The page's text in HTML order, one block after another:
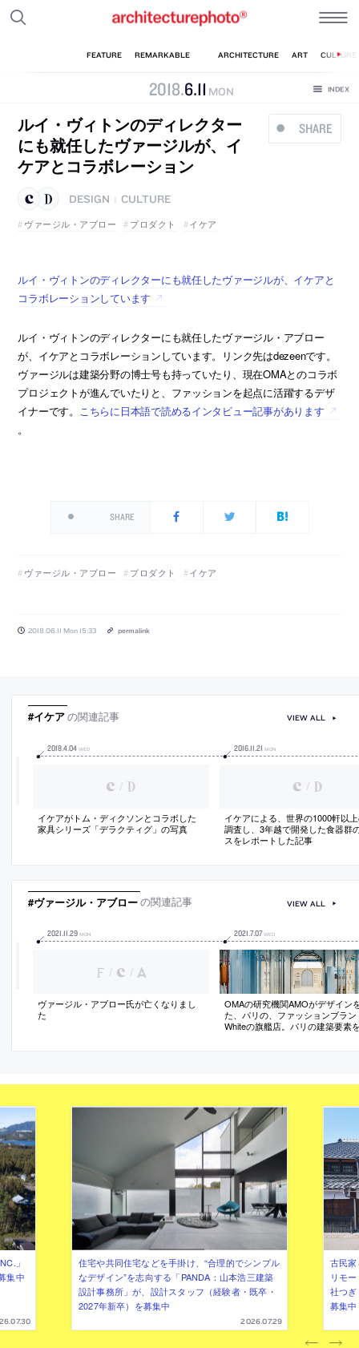
2018.6.11 MON
SHARE
ルイ・ヴィトンのディレクター
にも就任したヴァージルが、イ
ケアとコラボレーション
DESIGN
CULTURE
ヴァージル・アブロー
プロダクト イケア
ルイ・ヴィトンのディレクターにも就任したヴァージルが、イケアと
コラボレーションしています
ルイ・ヴィトンのディレクターにも就任したヴァージル・アブロー
が、イケアとコラボレーションしています。リンク先はdezeenです。
ヴァージルは建築分野の博士号も持っていたり、現在OMAとのコラボ
プロジェクトが進んでいたりと、ファッションを起点に活躍するデザ
イナーです。 こちらに日本語で読めるインタビュー記事があります
。
SHARE
ヴァージル・アブロー プロダクト イケア
2018.06.11 Mon 15:33 permalink
#イケアの関連記事
2018.4.04 WED
イケアがトム・ディクソンとコラボした
家具シリーズ「デラクティグ」の写真
2016.11 21 MON
イケアによる、世界の1000軒以
調査し、3年越で開発した食器群
スをレポートした記事
VIEW ALL
#ヴァージル・アブローの関連記事
2021 11 29 MON
ヴァージル・アブロー氏が亡くなりまし
た
2021 7.07 WED
OMAの研究機関AMOがデザイン
た、パリの、ファッションブラ
Whiteの旗艦店。パリの建築要素
VIEW ALL
」
集中
住宅や共同住宅などを手掛け、“合理的でシンプル
なデザイン”を志向する「PANDA：山本浩三建築
設計事務所」が、設計スタッフ（経験者・既卒・
2027年新卒）を募集中
2026.07.29
古民
リモ
社つ
募集中